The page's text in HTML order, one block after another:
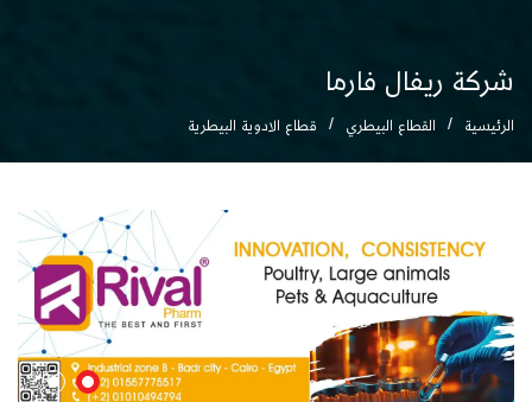
شركة ريفال فارما
الرئيسية القطاع البيطري قطاع الادوية البيطرية